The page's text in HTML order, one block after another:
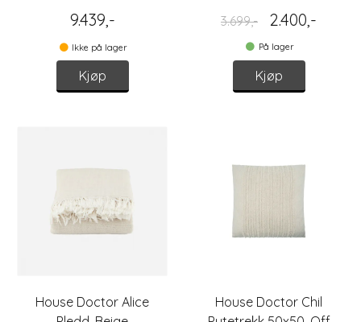
9.439,-
Ikke på lager
Kjøp
3.699,- 2.400,-
På lager
Kjøp
House Doctor Alice
House Doctor Chil